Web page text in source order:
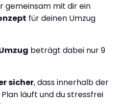
gemeinsam mit dir ein
für deinen Umzug
beträgt dabei nur 9
sicher, dass innerhalb der
läuft und du stressfrei